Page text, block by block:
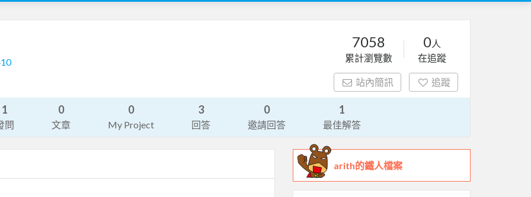
7058
累計瀏覽數
0人
在追蹤
站內簡訊 追蹤
1
問
0
文章
0
My Project
3
回答
0
邀請回答
1
最佳解答
arith的鐵人檔案